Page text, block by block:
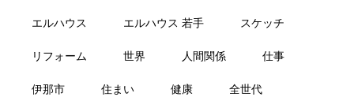
エルハウス エルハウス 若手 スケッチ
リフォーム 世界 人間関係 仕事
伊那市 住まい 健康 全世代